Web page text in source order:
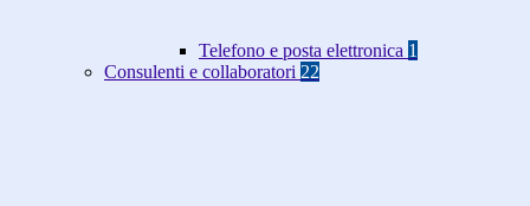
Telefono e posta elettronica 1
Consulenti e collaboratori 22